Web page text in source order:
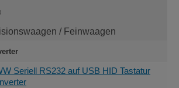
/ Feinwaagen
Seriell RS232 auf USB HID Tastatur